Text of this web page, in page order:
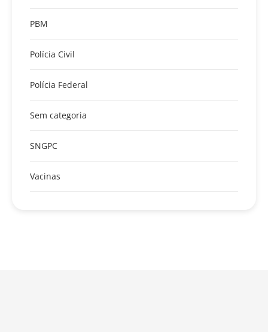
PBM
Polícia Civil
Polícia Federal
Sem categoria
SNGPC
Vacinas